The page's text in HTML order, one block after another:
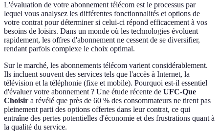
L'évaluation de votre abonnement télécom est le processus par
lequel vous analysez les différentes fonctionnalités et options de
votre contrat pour déterminer si celui-ci répond efficacement à vos
besoins de loisirs. Dans un monde où les technologies évoluent
rapidement, les offres d'abonnement ne cessent de se diversifier,
rendant parfois complexe le choix optimal.
Sur le marché, les abonnements télécom varient considérablement.
Ils incluent souvent des services tels que l'accès à Internet, la
télévision et la téléphonie (fixe et mobile). Pourquoi est-il essentiel
d'évaluer votre abonnement ? Une étude récente de UFC-Que
Choisir a révélé que près de 60 % des consommateurs ne tirent pas
pleinement parti des options offertes dans leur contrat, ce qui
entraîne des pertes potentielles d'économie et des frustrations quant à
la qualité du service.